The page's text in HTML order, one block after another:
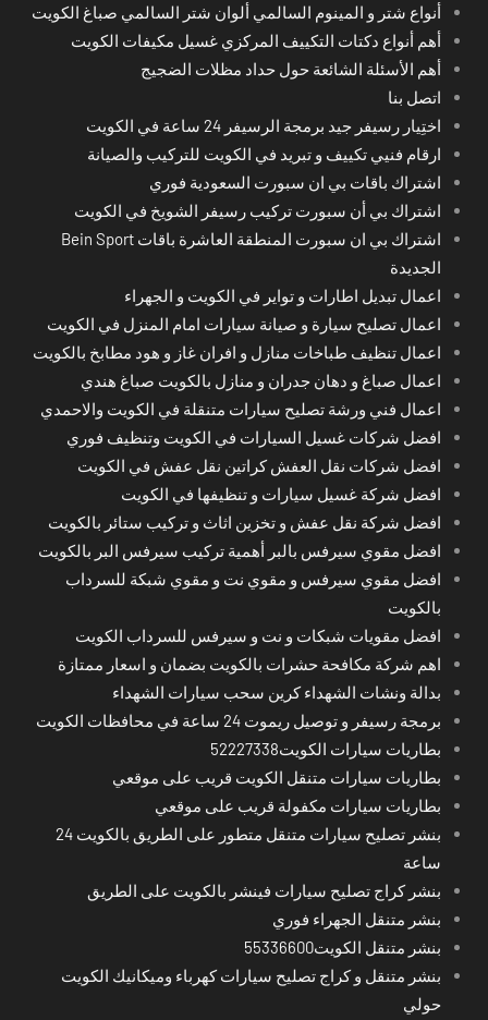
أنواع شتر و المينوم السالمي ألوان شتر السالمي صباغ الكويت
أهم أنواع دكتات التكييف المركزي غسيل مكيفات الكويت
أهم الأسئلة الشائعة حول حداد مظلات الضجيج
اتصل بنا
اختِيار رسيفر جيد برمجة الرسيفر 24 ساعة في الكويت
ارقام فنيي تكييف و تبريد في الكويت للتركيب والصيانة
اشتراك باقات بي ان سبورت السعودية فوري
اشتراك بي أن سبورت تركيب رسيفر الشويخ في الكويت
اشتراك بي ان سبورت المنطقة العاشرة باقات Bein Sport
الجديدة
اعمال تبديل اطارات و تواير في الكويت و الجهراء
اعمال تصليح سيارة و صيانة سيارات امام المنزل في الكويت
اعمال تنظيف طباخات منازل و افران غاز و هود مطابخ بالكويت
اعمال صباغ و دهان جدران و منازل بالكويت صباغ هندي
اعمال فني ورشة تصليح سيارات متنقلة في الكويت والاحمدي
افضل شركات غسيل السيارات في الكويت وتنظيف فوري
افضل شركات نقل العفش كراتين نقل عفش في الكويت
افضل شركة غسيل سيارات و تنظيفها في الكويت
افضل شركة نقل عفش و تخزين اثاث و تركيب ستائر بالكويت
افضل مقوي سيرفس بالبر أهمية تركيب سيرفس البر بالكويت
افضل مقوي سيرفس و مقوي نت و مقوي شبكة للسرداب
بالكويت
افضل مقويات شبكات و نت و سيرفس للسرداب الكويت
اهم شركة مكافحة حشرات بالكويت بضمان و اسعار ممتازة
بدالة ونشات الشهداء كرين سحب سيارات الشهداء
برمجة رسيفر و توصيل ريموت 24 ساعة في محافظات الكويت
بطاريات سيارات الكويت52227338
بطاريات سيارات متنقل الكويت قريب على موقعي
بطاريات سيارات مكفولة قريب على موقعي
بنشر تصليح سيارات متنقل متطور على الطريق بالكويت 24
ساعة
بنشر كراج تصليح سيارات فينشر بالكويت على الطريق
بنشر متنقل الجهراء فوري
بنشر متنقل الكويت55336600
بنشر متنقل و كراج تصليح سيارات كهرباء وميكانيك الكويت
حولي